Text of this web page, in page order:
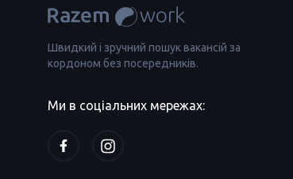
Швидкий і зручний пошук вакансій за
кордоном без посередників.
Ми в соціальних мережах: